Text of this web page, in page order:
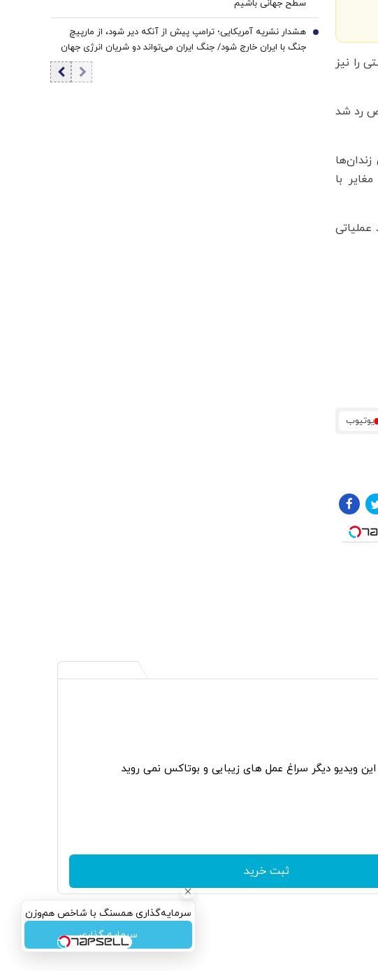
را نیز
رد شد
ماده ۱۱۶ که در آن سازمان زندان‌ها
با
یوتیوب
سرمایه‌گذاری همسنگ با شاخص هم‌وزن
سرمایه گذاری
سطح جهانی باشیم
هشدار نشریه آمریکایی؛ ترامپ پیش از آنکه دیر شود، از مارپیچ
جنگ با ایران خارج شود/ جنگ ایران می‌تواند دو شریان انرژی جهان
10
این ویدیو دیگر سراغ عمل های زیبایی و بوتاکس نمی روید
ثبت خرید